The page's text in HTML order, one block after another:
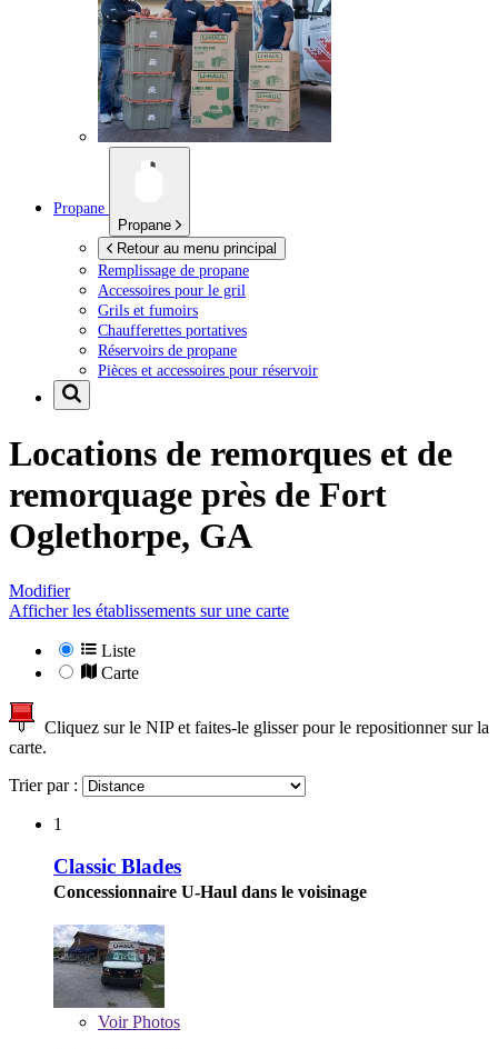
Propane
Propane
Retour au menu principal
Remplissage de propane
Accessoires pour le gril
Grils et fumoirs
Chaufferettes portatives
Réservoirs de propane
Pièces et accessoires pour réservoir
Locations de remorques et de
remorquage près de Fort
Oglethorpe, GA
Modifier
Afficher les établissements sur une carte
Liste
Carte
Cliquez sur le NIP et faites-le glisser pour le repositionner sur la
carte.
Trier par :
1
Classic Blades
Concessionnaire U-Haul dans le voisinage
VoirPhotos